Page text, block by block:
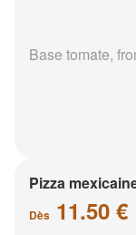
Base tomate,
Pizza
Dès 11.50 €